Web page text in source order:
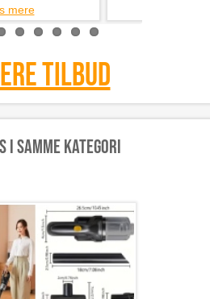
mere
tilbud
i samme kategori